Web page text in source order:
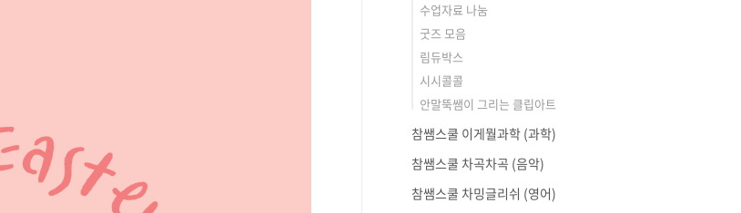
수업자료 나눔
굿즈 모음
림듀박스
시시콜콜
안말뚝쌤이 그리는 클립아트
참쌤스쿨 이게뭘과학 (과학)
참쌤스쿨 차곡차곡 (음악)
참쌤스쿨 차밍글리쉬 (영어)